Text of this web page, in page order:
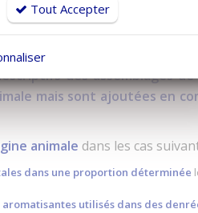
des assemblages de
mais sont ajoutées en
animale dans les cas
dans une proportion déterminée
utilisés dans des
Tout Accepter